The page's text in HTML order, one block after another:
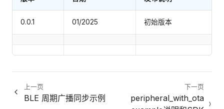
0.0.1 01/2025 初始版本
上一页
BLE 周期广播同步示例
下一页
peripheral_with_ota